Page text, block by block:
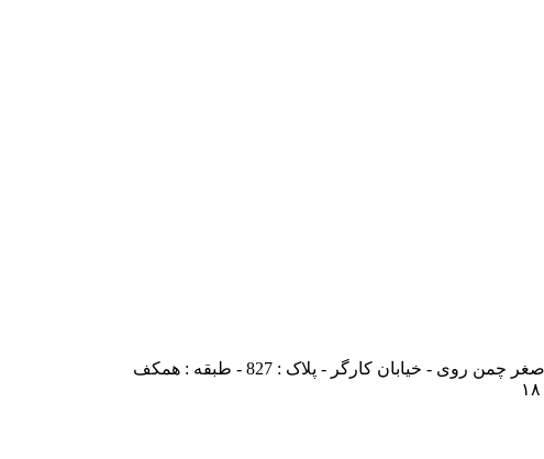
- خیابان کارگر - پلاک : 827 - طبقه : همکف